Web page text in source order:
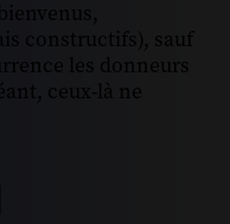
constructifs), sauf
les donneurs
ceux-là ne